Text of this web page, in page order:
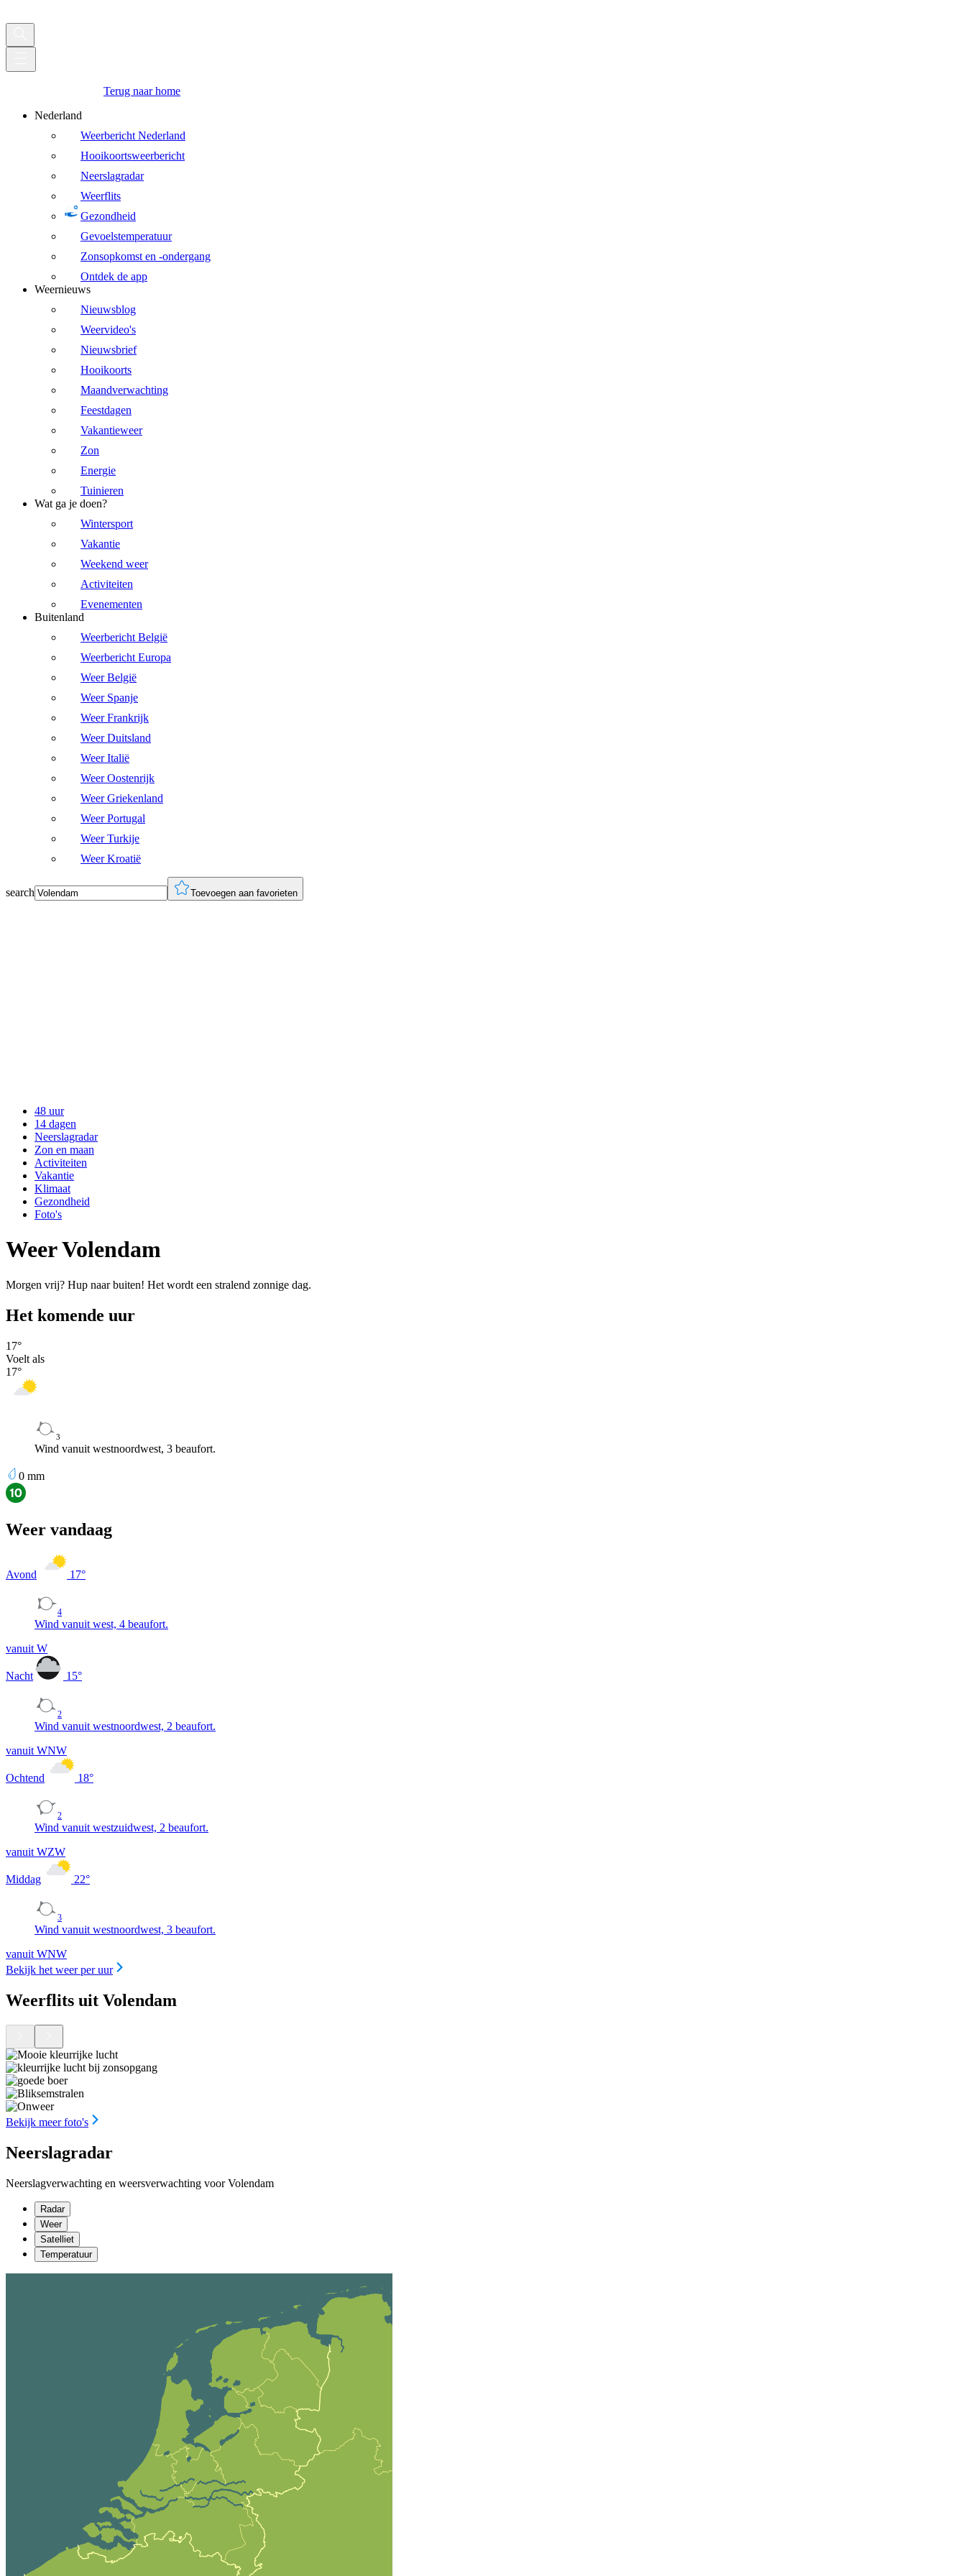
Terug naar home
Nederland
Weerbericht Nederland
Hooikoortsweerbericht
Neerslagradar
Weerflits
Gezondheid
Gevoelstemperatuur
Zonsopkomst en -ondergang
Ontdek de app
Weernieuws
Nieuwsblog
Weervideo's
Nieuwsbrief
Hooikoorts
Maandverwachting
Feestdagen
Vakantieweer
Zon
Energie
Tuinieren
Wat ga je doen?
Wintersport
Vakantie
Weekend weer
Activiteiten
Evenementen
Buitenland
Weerbericht België
Weerbericht Europa
Weer België
Weer Spanje
Weer Frankrijk
Weer Duitsland
Weer Italië
Weer Oostenrijk
Weer Griekenland
Weer Portugal
Weer Turkije
Weer Kroatië
search Toevoegen aan favorieten
48 uur
14 dagen
Neerslagradar
Zon en maan
Activiteiten
Vakantie
Klimaat
Gezondheid
Foto's
Weer Volendam
Morgen vrij? Hup naar buiten! Het wordt een stralend zonnige dag.
Het komende uur
17°
Voelt als
17°
3
Wind vanuit westnoordwest, 3 beaufort.
0 mm
Weer vandaag
Avond 17°
4
Wind vanuit west, 4 beaufort.
vanuit W
Nacht 15°
2
Wind vanuit westnoordwest, 2 beaufort.
vanuit WNW
Ochtend 18°
2
Wind vanuit westzuidwest, 2 beaufort.
vanuit WZW
Middag 22°
3
Wind vanuit westnoordwest, 3 beaufort.
vanuit WNW
Bekijk het weer per uur
Weerflits uit Volendam
Bekijk meer foto's
Neerslagradar
Neerslagverwachting en weersverwachting voor Volendam
Radar
Weer
Satelliet
Temperatuur